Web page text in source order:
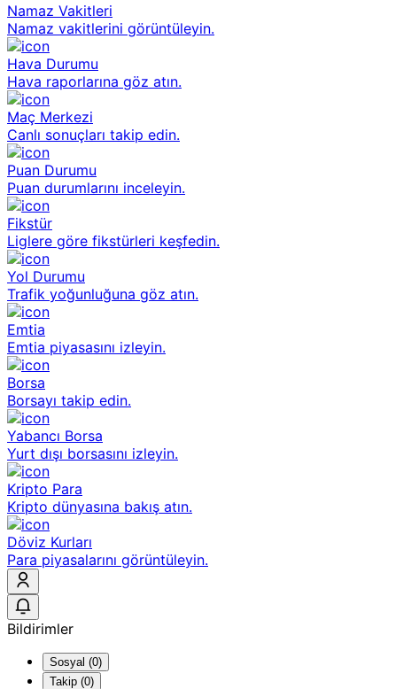
Namaz Vakitleri
Namaz vakitlerini görüntüleyin.
Hava Durumu
Hava raporlarına göz atın.
Maç Merkezi
Canlı sonuçları takip edin.
Puan Durumu
Puan durumlarını inceleyin.
Fikstür
Liglere göre fikstürleri keşfedin.
Yol Durumu
Trafik yoğunluğuna göz atın.
Emtia
Emtia piyasasını izleyin.
Borsa
Borsayı takip edin.
Yabancı Borsa
Yurt dışı borsasını izleyin.
Kripto Para
Kripto dünyasına bakış atın.
Döviz Kurları
Para piyasalarını görüntüleyin.
Bildirimler
Sosyal (0)
Takip (0)